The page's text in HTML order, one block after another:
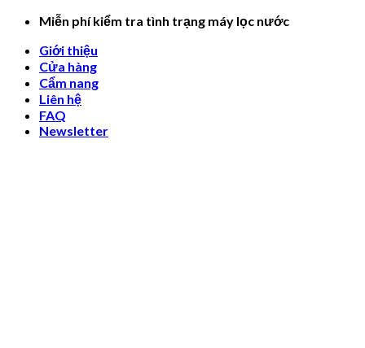
Skip
content
Miễn phí kiểm tra tình trạng máy lọc nước
Giới thiệu
Cửa hàng
Cẩm nang
Liên hệ
FAQ
Newsletter